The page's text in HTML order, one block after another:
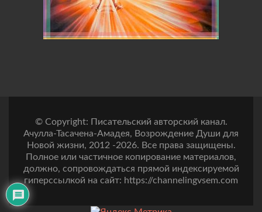
© Copyright: Писательский авторский канал.
Ачулла-Тасачена-Амадея, Возрождение Души для
Новой жизни, 2012 -2026. Все права защищены.
Полное или частичное копирование материалов,
должно, сопровождаться прямой индексируемой
гиперссылкой на сайт: https://channelingvsem.com